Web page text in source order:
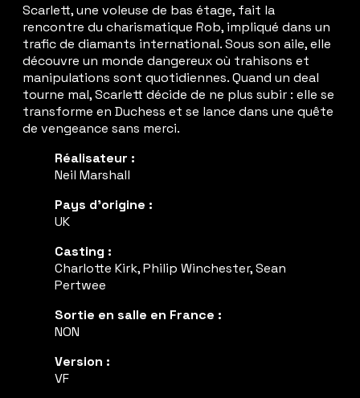
Scarlett, une voleuse de bas étage, fait la
rencontre du charismatique Rob, impliqué dans un
trafic de diamants international. Sous son aile, elle
découvre un monde dangereux où trahisons et
manipulations sont quotidiennes. Quand un deal
tourne mal, Scarlett décide de ne plus subir : elle se
transforme en Duchess et se lance dans une quête
de vengeance sans merci.
Réalisateur :
Neil Marshall
Pays d'origine :
UK
Casting :
Charlotte Kirk, Philip Winchester, Sean
Pertwee
Sortie en salle en France :
NON
Version :
VF